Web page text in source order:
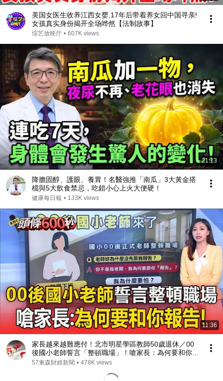
美国女医生收养江西女婴,17年后带着养女回中国寻亲!
女孩真实身份揭开全场哗然【法制故事】
综艺放映厅 • 607K views
21:13
降膽固醇、護眼、養胃！名醫強推「南瓜」3大黃金搭
檔與5大飲食禁忌，吃錯小心上火大便硬！
健康每日報 • 133K views
11:36
家長越來越難應付！北市明星學區教師50歲退休／00
後國小老師誓言「整頓職場」！嗆家長：為何要和你報
告
57東森財經新聞 • 478K views